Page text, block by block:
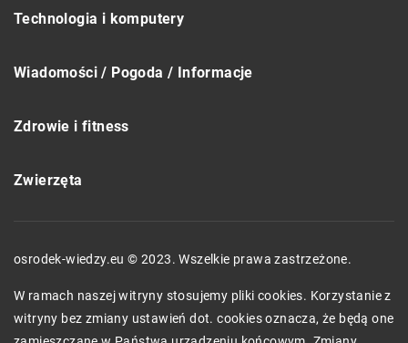
Technologia i komputery
Wiadomości / Pogoda / Informacje
Zdrowie i fitness
Zwierzęta
osrodek-wiedzy.eu © 2023. Wszelkie prawa zastrzeżone.
W ramach naszej witryny stosujemy pliki cookies. Korzystanie z
witryny bez zmiany ustawień dot. cookies oznacza, że będą one